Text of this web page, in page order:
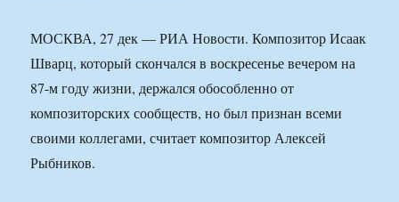
МОСКВА, 27 дек — РИА Новости. Композитор Исаак
Шварц, который скончался в воскресенье вечером на
87-м году жизни, держался обособленно от
композиторских сообществ, но был признан всеми
своими коллегами, считает композитор Алексей
Рыбников.